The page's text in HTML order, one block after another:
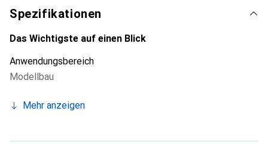
Spezifikationen
Das Wichtigste auf einen Blick
Anwendungsbereich
Modellbau
Mehr anzeigen